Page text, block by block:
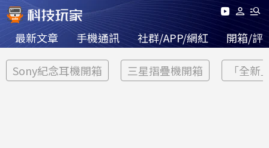
最新文章 手機通訊 社群/APP/網紅 開箱/評
Sony紀念耳機開箱 三星摺疊機開箱 「全新